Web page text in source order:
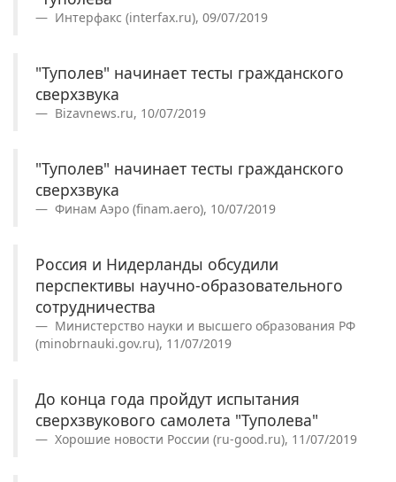
Интерфакс (interfax.ru), 09/07/2019
"Туполев" начинает тесты гражданского
сверхзвука
Bizavnews.ru, 10/07/2019
"Туполев" начинает тесты гражданского
сверхзвука
Финам Аэро (finam.aero), 10/07/2019
Россия и Нидерланды обсудили
перспективы научно-образовательного
сотрудничества
Министерство науки и высшего образования РФ
(minobrnauki.gov.ru), 11/07/2019
До конца года пройдут испытания
сверхзвукового самолета "Туполева"
Хорошие новости России (ru-good.ru), 11/07/2019